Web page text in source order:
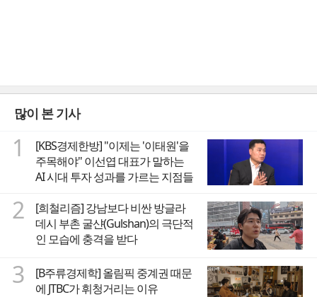
많이 본 기사
1
[KBS경제한방] "이제는 '이태원'을
주목해야" 이선엽 대표가 말하는
AI 시대 투자 성과를 가르는 지점들
2
[희철리즘] 강남보다 비싼 방글라
데시 부촌 굴샨(Gulshan)의 극단적
인 모습에 충격을 받다
3
[B주류경제학] 올림픽 중계권 때문
에 JTBC가 휘청거리는 이유